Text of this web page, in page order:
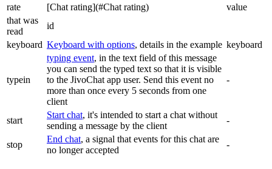
rate
[Chat rating](#Chat rating)
value
that was
read
id
keyboard Keyboard with options, details in the example keyboard
typein
typing event, in the text field of this message
you can send the typed text so that it is visible
to the JivoChat app user. Send this event no
more than once every 5 seconds from one
client
-
start
Start chat, it's intended to start a chat without
sending a message by the client
-
stop
End chat, a signal that events for this chat are
no longer accepted
-